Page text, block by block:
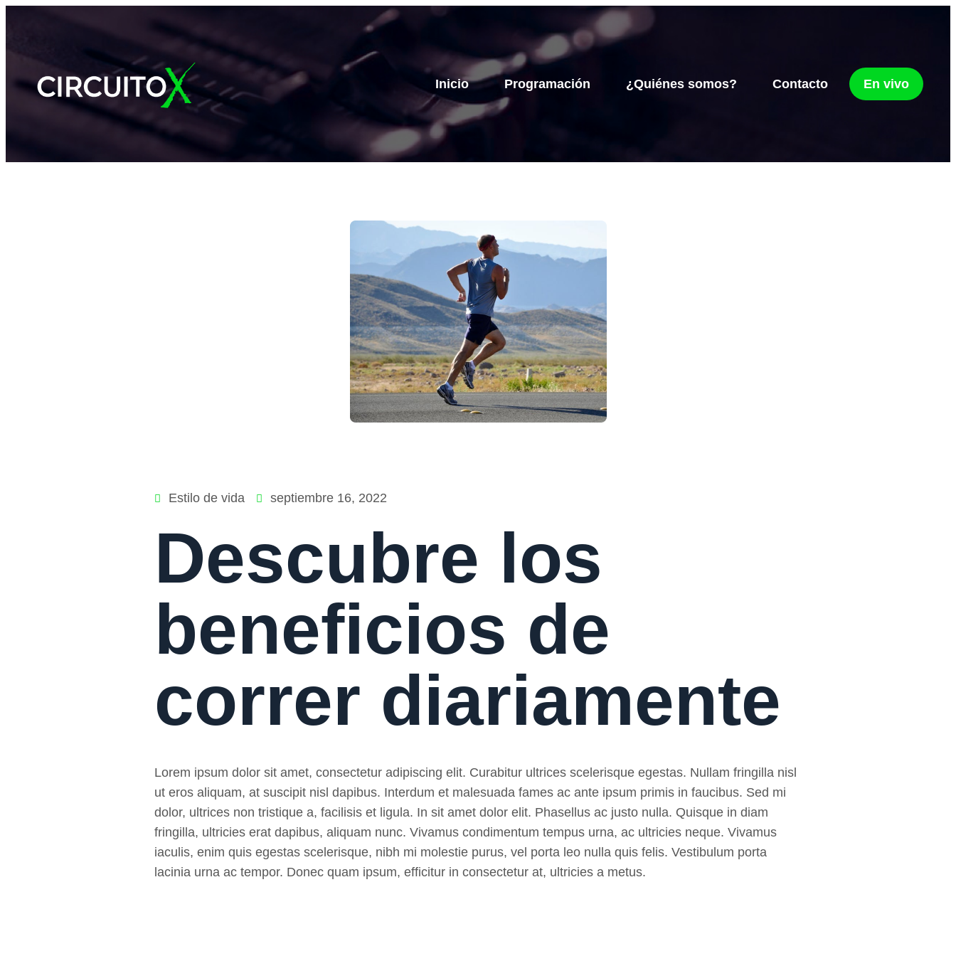
Inicio Programación ¿Quiénes somos? Contacto En vivo
Estilo de vida septiembre 16, 2022
Descubre los
beneficios de
correr diariamente
Lorem ipsum dolor sit amet, consectetur adipiscing elit. Curabitur ultrices scelerisque egestas. Nullam fringilla nisl
ut eros aliquam, at suscipit nisl dapibus. Interdum et malesuada fames ac ante ipsum primis in faucibus. Sed mi
dolor, ultrices non tristique a, facilisis et ligula. In sit amet dolor elit. Phasellus ac justo nulla. Quisque in diam
fringilla, ultricies erat dapibus, aliquam nunc. Vivamus condimentum tempus urna, ac ultricies neque. Vivamus
iaculis, enim quis egestas scelerisque, nibh mi molestie purus, vel porta leo nulla quis felis. Vestibulum porta
lacinia urna ac tempor. Donec quam ipsum, efficitur in consectetur at, ultricies a metus.